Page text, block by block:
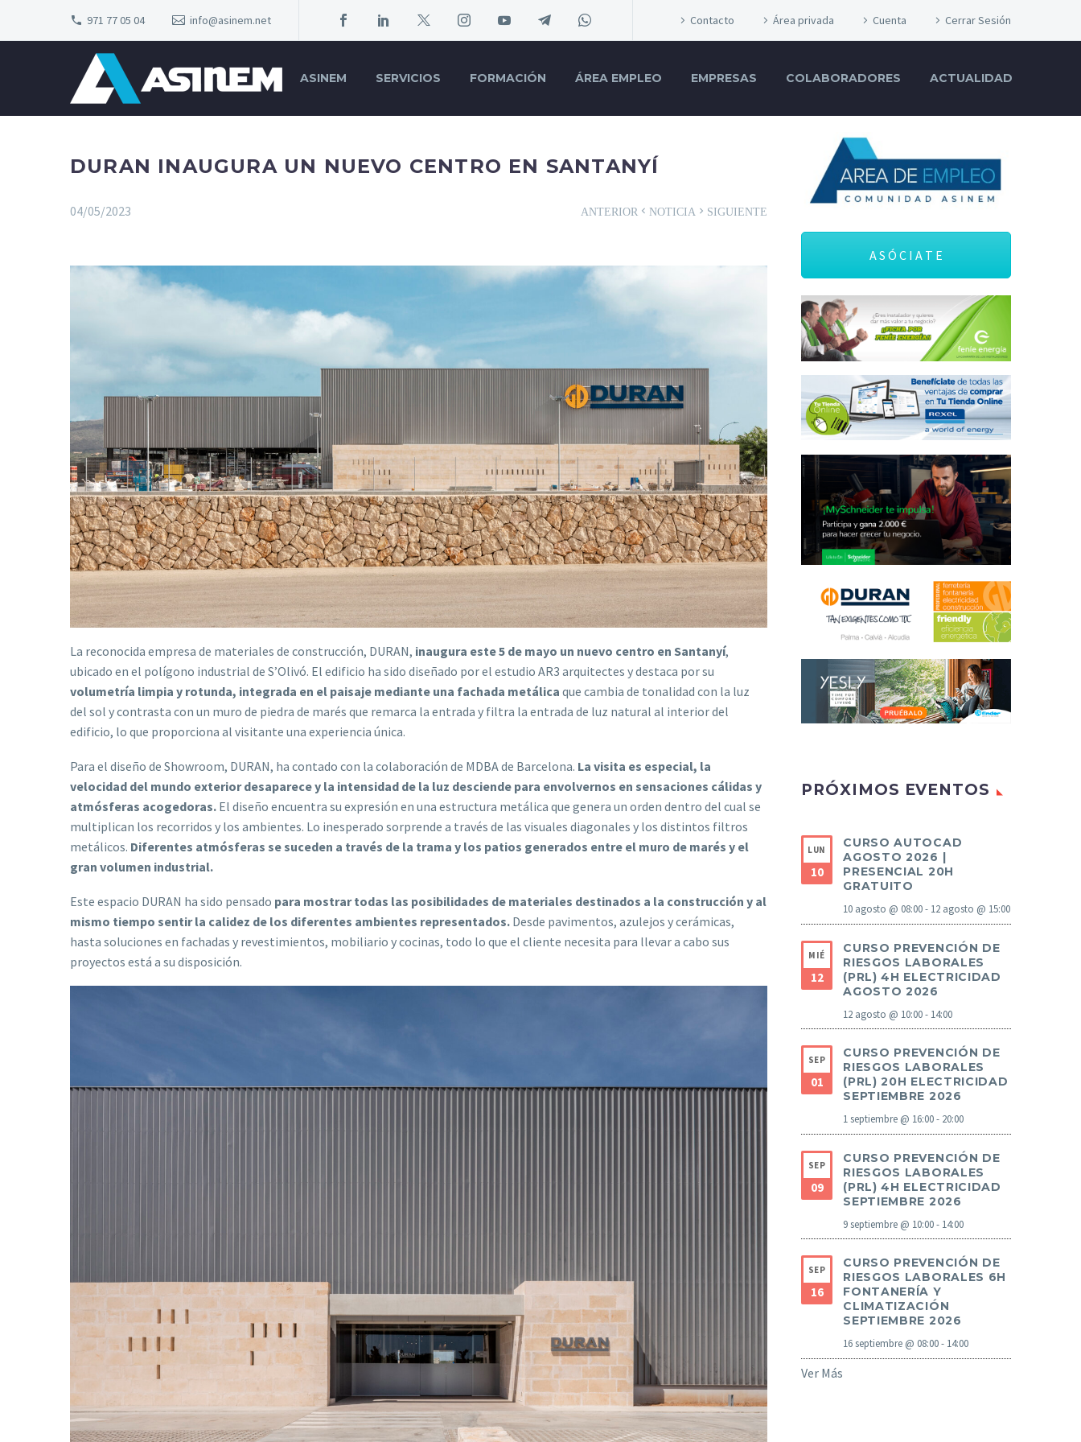
971 77 05 04 info@asinem.net Contacto Área privada Cuenta Cerrar Sesión
ASINEM SERVICIOS FORMACIÓN ÁREA EMPLEO EMPRESAS COLABORADORES ACTUALIDAD
DURAN INAUGURA UN NUEVO CENTRO EN SANTANYÍ
ANTERIOR NOTICIASIGUIENTE
04/05/2023
La reconocida empresa de materiales de construcción, DURAN, inaugura este 5 de mayo un nuevo centro en Santanyí,
ubicado en el polígono industrial de S’Olivó. El edificio ha sido diseñado por el estudio AR3 arquitectes y destaca por su
volumetría limpia y rotunda, integrada en el paisaje mediante una fachada metálica que cambia de tonalidad con la luz
del sol y contrasta con un muro de piedra de marés que remarca la entrada y filtra la entrada de luz natural al interior del
edificio, lo que proporciona al visitante una experiencia única.
Para el diseño de Showroom, DURAN, ha contado con la colaboración de MDBA de Barcelona. La visita es especial, la
velocidad del mundo exterior desaparece y la intensidad de la luz desciende para envolvernos en sensaciones cálidas y
atmósferas acogedoras. El diseño encuentra su expresión en una estructura metálica que genera un orden dentro del cual se
multiplican los recorridos y los ambientes. Lo inesperado sorprende a través de las visuales diagonales y los distintos filtros
metálicos. Diferentes atmósferas se suceden a través de la trama y los patios generados entre el muro de marés y el
gran volumen industrial.
Este espacio DURAN ha sido pensado para mostrar todas las posibilidades de materiales destinados a la construcción y al
mismo tiempo sentir la calidez de los diferentes ambientes representados. Desde pavimentos, azulejos y cerámicas,
hasta soluciones en fachadas y revestimientos, mobiliario y cocinas, todo lo que el cliente necesita para llevar a cabo sus
proyectos está a su disposición.
A S Ó C I A T E
PRÓXIMOS EVENTOS
LUN
10
CURSO AUTOCAD
AGOSTO 2026 |
PRESENCIAL 20H
GRATUITO
10 agosto @ 08:00- 12 agosto @ 15:00
MIÉ
12
CURSO PREVENCIÓN DE
RIESGOS LABORALES
(PRL) 4H ELECTRICIDAD
AGOSTO 2026
12 agosto @ 10:00- 14:00
SEP
01
CURSO PREVENCIÓN DE
RIESGOS LABORALES
(PRL) 20H ELECTRICIDAD
SEPTIEMBRE 2026
1 septiembre @ 16:00- 20:00
SEP
09
CURSO PREVENCIÓN DE
RIESGOS LABORALES
(PRL) 4H ELECTRICIDAD
SEPTIEMBRE 2026
9 septiembre @ 10:00- 14:00
SEP
16
CURSO PREVENCIÓN DE
RIESGOS LABORALES 6H
FONTANERÍA Y
CLIMATIZACIÓN
SEPTIEMBRE 2026
16 septiembre @ 08:00- 14:00
Ver Más